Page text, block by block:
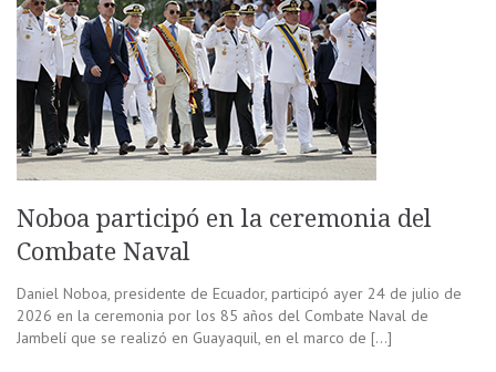
Noboa participó en la ceremonia del
Combate Naval
Daniel Noboa, presidente de Ecuador, participó ayer 24 de julio de
2026 en la ceremonia por los 85 años del Combate Naval de
Jambelí que se realizó en Guayaquil, en el marco de […]